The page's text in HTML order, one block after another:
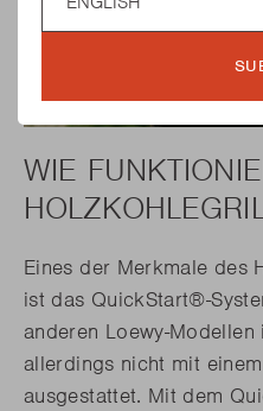
WIE
Eines der Merkmale des
ist das QuickStart®-
anderen Loewy-
allerdings nicht mit
ausgestattet. Mit dem